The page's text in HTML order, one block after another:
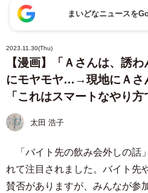
まいどなニュースを
2023.11.30(Thu)
【漫画】「Ａさんは、誘
にモヤモヤ…→現地にＡさ
「これはスマートなやり方
太田 浩子
「バイト先の飲み会外しの話
れて注目されました。バイト先
賛否がありますが、みんなが参